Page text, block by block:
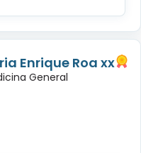
Enrique Roa xx
General